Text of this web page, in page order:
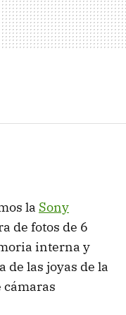
la Sony
de fotos de 6
interna y
de las joyas de la
cámaras